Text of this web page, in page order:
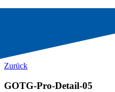
Zurück
GOTG-Pro-Detail-05